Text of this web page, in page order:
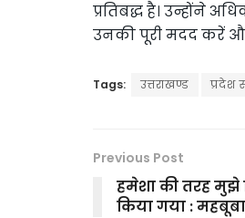
प्रतिबद्ध है। उन्होंने
उनकी पूरी मदद करें
Tags: उत्तराखण्ड प्रदेश
Previous Post
हमेशा की तरह
किया गया :